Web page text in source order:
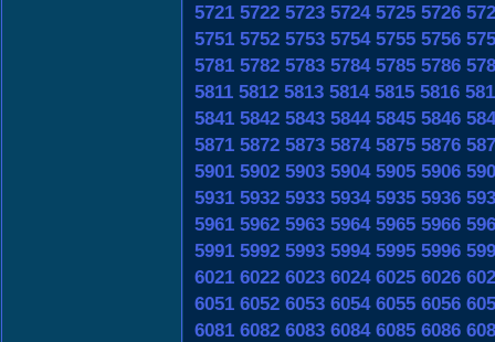
5721 5722 5723 5724 5725 5726
5751 5752 5753 5754 5755 5756
5781 5782 5783 5784 5785 5786
5811 5812 5813 5814 5815 5816
5841 5842 5843 5844 5845 5846
5871 5872 5873 5874 5875 5876
5901 5902 5903 5904 5905 5906
5931 5932 5933 5934 5935 5936
5961 5962 5963 5964 5965 5966
5991 5992 5993 5994 5995 5996
6021 6022 6023 6024 6025 6026
6051 6052 6053 6054 6055 6056
6081 6082 6083 6084 6085 6086